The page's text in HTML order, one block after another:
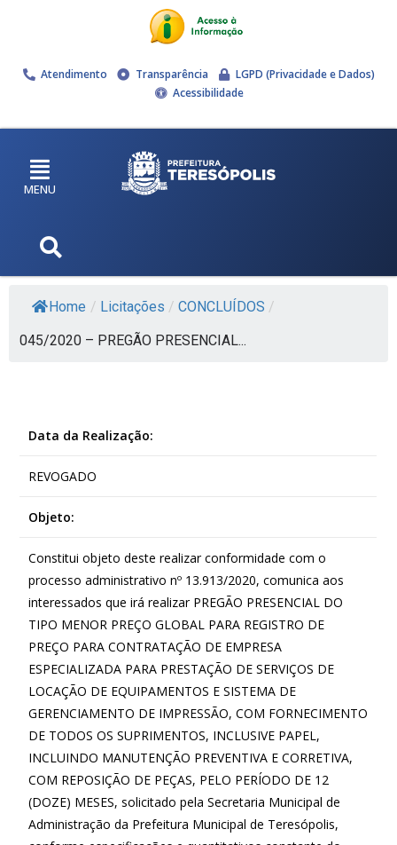
Atendimento Transparência
LGPD (Privacidade e Dados)
Acessibilidade
MENU
Home / Licitações / CONCLUÍDOS /
045/2020 – PREGÃO PRESENCIAL...
Data da Realização:
REVOGADO
Objeto:
Constitui objeto deste realizar conformidade com o
processo administrativo nº 13.913/2020, comunica aos
interessados que irá realizar PREGÃO PRESENCIAL DO
TIPO MENOR PREÇO GLOBAL PARA REGISTRO DE
PREÇO PARA CONTRATAÇÃO DE EMPRESA
ESPECIALIZADA PARA PRESTAÇÃO DE SERVIÇOS DE
LOCAÇÃO DE EQUIPAMENTOS E SISTEMA DE
GERENCIAMENTO DE IMPRESSÃO, COM FORNECIMENTO
DE TODOS OS SUPRIMENTOS, INCLUSIVE PAPEL,
INCLUINDO MANUTENÇÃO PREVENTIVA E CORRETIVA,
COM REPOSIÇÃO DE PEÇAS, PELO PERÍODO DE 12
(DOZE) MESES, solicitado pela Secretaria Municipal de
Administração da Prefeitura Municipal de Teresópolis,